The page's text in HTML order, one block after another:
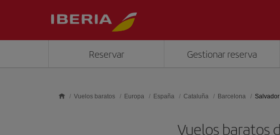
Reservar Gestionar reserva
Vuelos baratos Europa España Cataluña Barcelona
Vuelos baratos